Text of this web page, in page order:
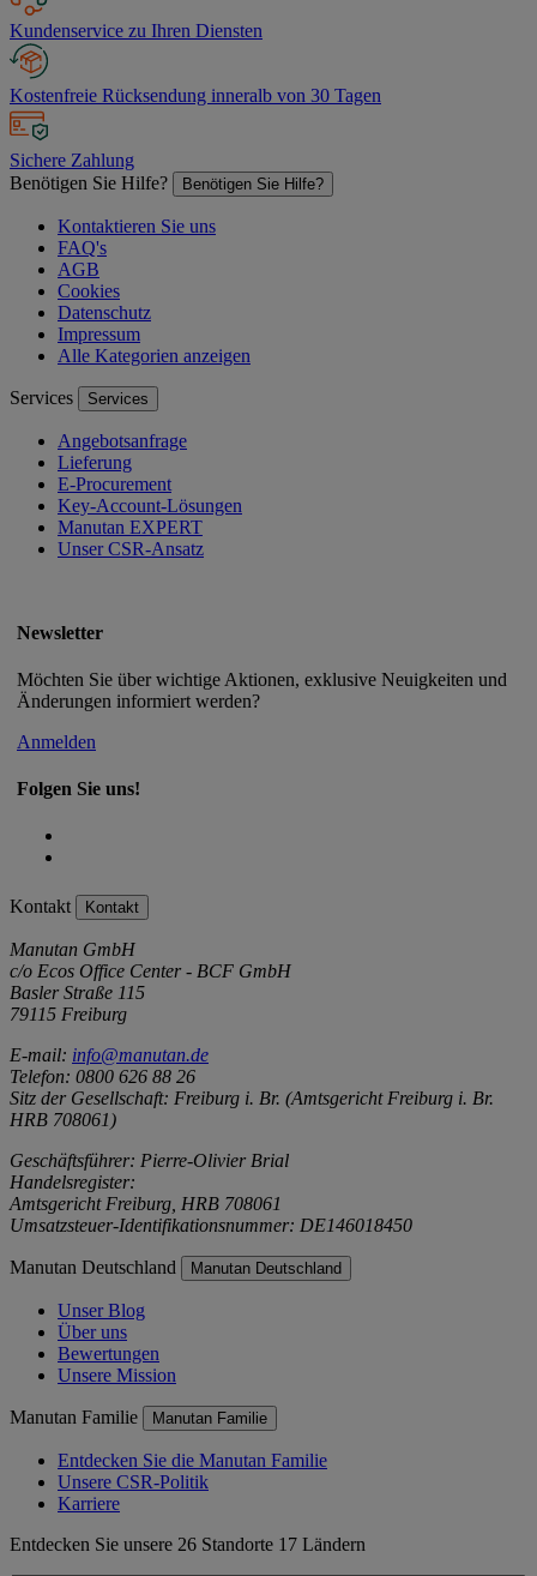
Kundenservice zu Ihren Diensten
Kostenfreie Rücksendung inneralb von 30 Tagen
Sichere Zahlung
Benötigen Sie Hilfe?
Benötigen Sie Hilfe?
Kontaktieren Sie uns
FAQ's
AGB
Cookies
Datenschutz
Impressum
Alle Kategorien anzeigen
Services Services
Angebotsanfrage
Lieferung
E-Procurement
Key-Account-Lösungen
Manutan EXPERT
Unser CSR-Ansatz
Newsletter
Möchten Sie über wichtige Aktionen, exklusive Neuigkeiten und
Änderungen informiert werden?
Anmelden
Folgen Sie uns!
Kontakt Kontakt
Manutan GmbH
c/o Ecos Office Center - BCF GmbH
Basler Straße 115
79115 Freiburg
E-mail: info@manutan.de
Telefon: 0800 626 88 26
Sitz der Gesellschaft: Freiburg i. Br. (Amtsgericht Freiburg i. Br.
HRB 708061)
Geschäftsführer: Pierre-Olivier Brial
Handelsregister:
Amtsgericht Freiburg, HRB 708061
Umsatzsteuer-Identifikationsnummer: DE146018450
Manutan Deutschland Manutan Deutschland
Unser Blog
Über uns
Bewertungen
Unsere Mission
Manutan Familie Manutan Familie
Entdecken Sie die Manutan Familie
Unsere CSR-Politik
Karriere
Entdecken Sie unsere 26 Standorte 17 Ländern